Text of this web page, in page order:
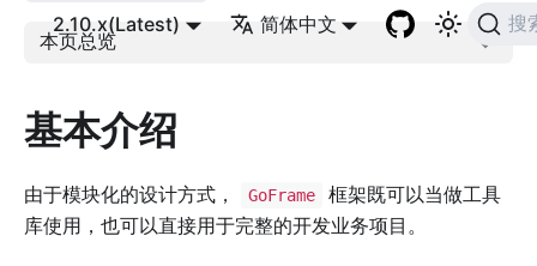
2.10.x(Latest) 简体中文 搜
本页总览
基本介绍
由于模块化的设计方式， GoFrame
框架既可以当做工具
库使用，也可以直接用于完整的开发业务项目。